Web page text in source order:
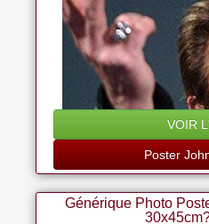
VOIR
Poster
Générique Photo